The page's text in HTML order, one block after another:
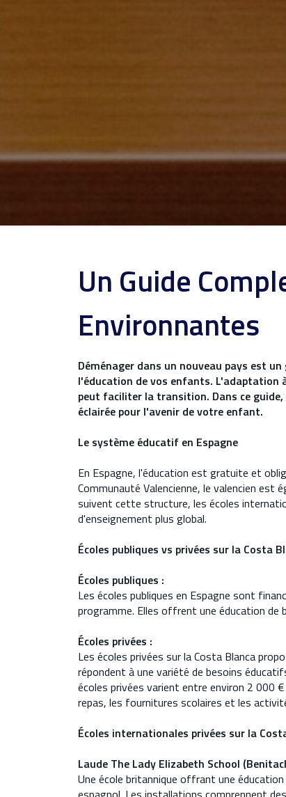
Un Guide
Environnantes
Déménager dans un nouveau pays est
l'éducation de vos enfants. L'adaptation
peut faciliter la transition. Dans ce guide,
éclairée pour l'avenir de votre enfant.
Le système éducatif en Espagne
En Espagne, l'éducation est gratuite et
Communauté Valencienne, le valencien est
suivent cette structure, les écoles
d'enseignement plus global.
Écoles publiques vs privées sur la Costa
Écoles publiques :
Les écoles publiques en Espagne sont
programme. Elles offrent une éducation
Écoles privées :
Les écoles privées sur la Costa Blanca
répondent à une variété de besoins
écoles privées varient entre environ 2 000
repas, les fournitures scolaires et les
Écoles internationales privées sur la
Laude The Lady Elizabeth School
Une école britannique offrant une